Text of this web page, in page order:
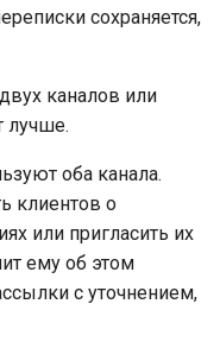
сохраняется,
каналов или
лучше.
оба канала.
клиентов о
или пригласить их
ему об этом
с уточнением,